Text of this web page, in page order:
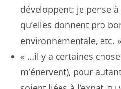
développent: je pense
qu’elles donnent pro
environnementale, etc.
« …il y a certaines
m’énervent), pour